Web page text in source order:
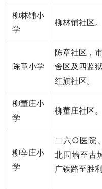
柳林铺小
学
柳林铺社区。
陈章小学
陈章社区，
舍区及四监
红旗社区。
柳董庄小
学
柳董庄社区。
柳辛庄小
学
二六○医院
北围墙至古
广铁路至胜